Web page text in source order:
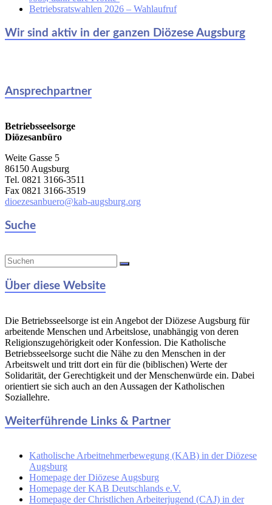
Betriebsratswahlen 2026 – Wahlaufruf
Wir sind aktiv in der ganzen Diözese Augsburg
Ansprechpartner
Betriebsseelsorge
Diözesanbüro
Weite Gasse 5
86150 Augsburg
Tel. 0821 3166-3511
Fax 0821 3166-3519
dioezesanbuero@kab-augsburg.org
Suche
Über diese Website
Die Betriebsseelsorge ist ein Angebot der Diözese Augsburg für
arbeitende Menschen und Arbeitslose, unabhängig von deren
Religionszugehörigkeit oder Konfession. Die Katholische
Betriebsseelsorge sucht die Nähe zu den Menschen in der
Arbeitswelt und tritt dort ein für die (biblischen) Werte der
Solidarität, der Gerechtigkeit und der Menschenwürde ein. Dabei
orientiert sie sich auch an den Aussagen der Katholischen
Soziallehre.
Weiterführende Links & Partner
Katholische Arbeitnehmerbewegung (KAB) in der Diözese
Augsburg
Homepage der Diözese Augsburg
Homepage der KAB Deutschlands e.V.
Homepage der Christlichen Arbeiterjugend (CAJ) in der